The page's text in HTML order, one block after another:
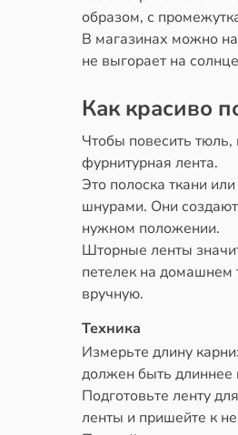
образом, с
В магазинах можно
не выгорает на
Как красиво
Чтобы повесить тюль,
фурнитурная лента.
Это полоска ткани
шнурами. Они
нужном положении.
Шторные ленты
петелек на домашнем
вручную.
Техника
Измерьте длину
должен быть длиннее
Подготовьте ленту
ленты и пришейте к